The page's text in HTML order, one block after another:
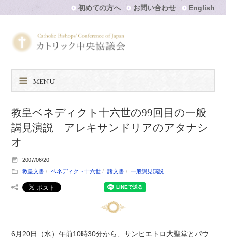
初めての方へ お問い合わせ English
MENU
教皇ベネディクト十六世の99回目の一般
謁見演説 アレキサンドリアのアタナシ
オ
2007/06/20
教皇文書
ベネディクト十六世 諸文書 一般謁見演説
6月20日（水）午前10時30分から、サンピエトロ大聖堂とパウ